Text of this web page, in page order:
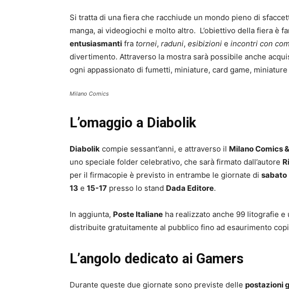
Si tratta di una fiera che racchiude un mondo pieno di
manga, ai videogiochi e molto altro. L’obiettivo della fiera è
entusiasmanti fra tornei, raduni, esibizioni e incontri con
divertimento. Attraverso la mostra sarà possibile anche
ogni appassionato di fumetti, miniature, card game,
Milano Comics
L’omaggio a Diabolik
Diabolik compie sessant’anni, e attraverso il Milano Comics
uno speciale folder celebrativo, che sarà firmato dall’autore
per il firmacopie è previsto in entrambe le giornate di sabato
13 e 15-17 presso lo stand Dada Editore.
In aggiunta, Poste Italiane ha realizzato anche 99 litografie
distribuite gratuitamente al pubblico fino ad esaurimento
L’angolo dedicato ai Gamers
Durante queste due giornate sono previste delle postazioni